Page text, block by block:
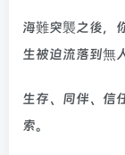
海難突襲之後，
生被迫流落到無
生存、同伴、信
索。